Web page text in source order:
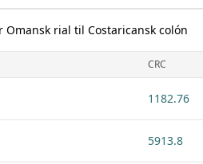
Omansk rial til Costaricansk colón
CRC
1182.76
5913.8